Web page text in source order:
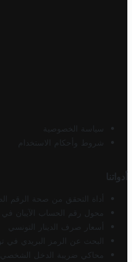
سياسة الخصوصية
شروط وأحكام الاستخدام
أدواتنا
أداة التحقق من صحة الرقم
محول رقم الحساب الآيبان في
أسعار صرف الدينار التونسي
البحث عن الرمز البريدي في
محاكي ضريبة الدخل الشخصي